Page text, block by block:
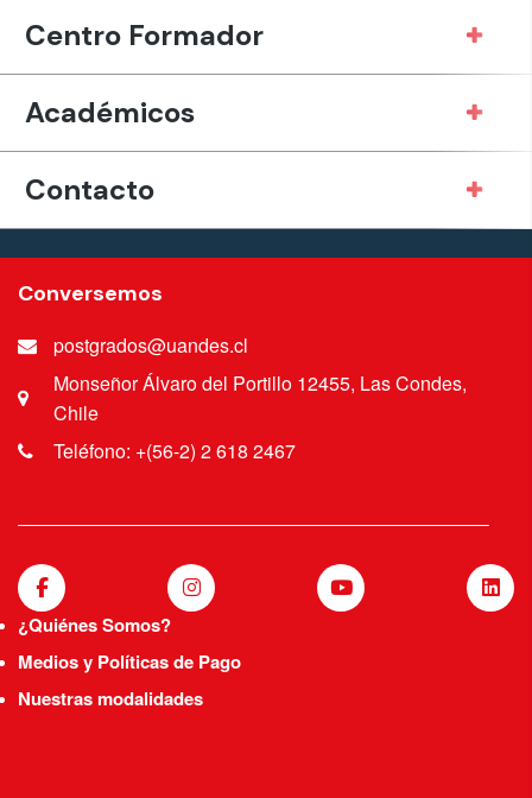
Centro Formador
Académicos
Contacto
Conversemos
postgrados@uandes.cl
Monseñor Álvaro del Portillo 12455, Las Condes,
Chile
Teléfono: +(56-2) 2 618 2467
¿Quiénes Somos?
Medios y Políticas de Pago
Nuestras modalidades